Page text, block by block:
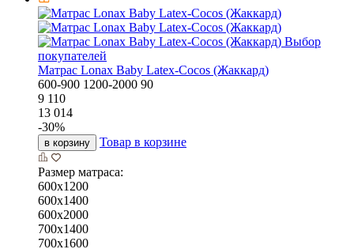
Выбор
покупателей
Матрас Lonax Baby Latex-Cocos (Жаккард)
600-900 1200-2000 90
9 110
13 014
-30%
в корзину Товар в корзине
Размер матраса:
600х1200
600х1400
600х2000
700х1400
700х1600